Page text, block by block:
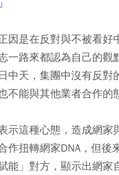
因是在反對與不被看好
一路來都認為自己的觀
中天，集團中沒有反對
不能與其他業者合作的
示這種心態，造成網家
作扭轉網家DNA，但後
能」對方，顯示出網家